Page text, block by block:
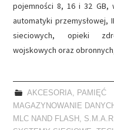
pojemności 8, 16 i 32 GB,
automatyki przemysłowej,
sieciowych, opieki
wojskowych oraz
AKCESORIA, PAMIĘĆ
MAGAZYNOWANIE
MLC NAND FLASH ,